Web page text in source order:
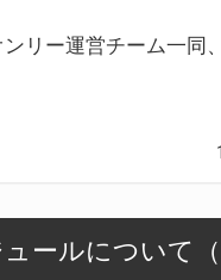
ンリー運営チーム一同
ールについて